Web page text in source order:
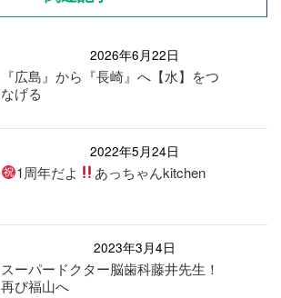
2026年6月22日
『広島』から『長崎』へ【水】をつ
なげる
2022年5月24日
1周年だよ あっちゃんkitchen
2023年3月4日
スーパードクター脳歯科藤井先生！
再び福山へ